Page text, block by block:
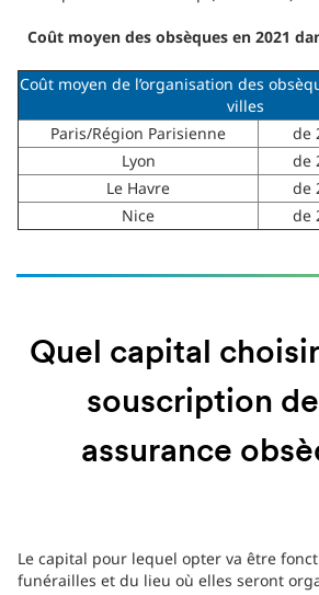
Coût moyen des obsèques en 2021
Coût moyen de l’organisation des
villes
Paris/Région Parisienne
de
Lyon
de
Le Havre
de
Nice
de
Quel capital
souscription
assurance
Le capital pour lequel opter va être
funérailles et du lieu où elles seront